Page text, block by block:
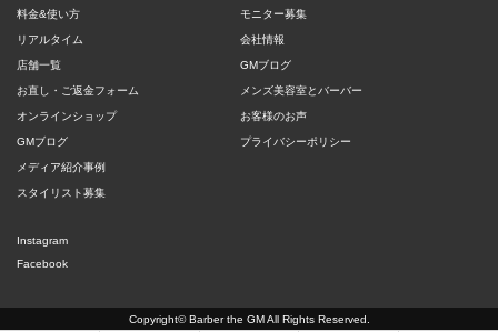
料金&使い方
リアルタイム
店舗一覧
お直し・ご返金フォーム
オンラインショップ
GMブログ
メディア紹介事例
スタイリスト募集
モニター募集
会社情報
GMブログ
メンズ美容室とバーバー
お客様のお声
プライバシーポリシー
Instagram
Facebook
Copyright©Barber the GMAll Rights Reserved.